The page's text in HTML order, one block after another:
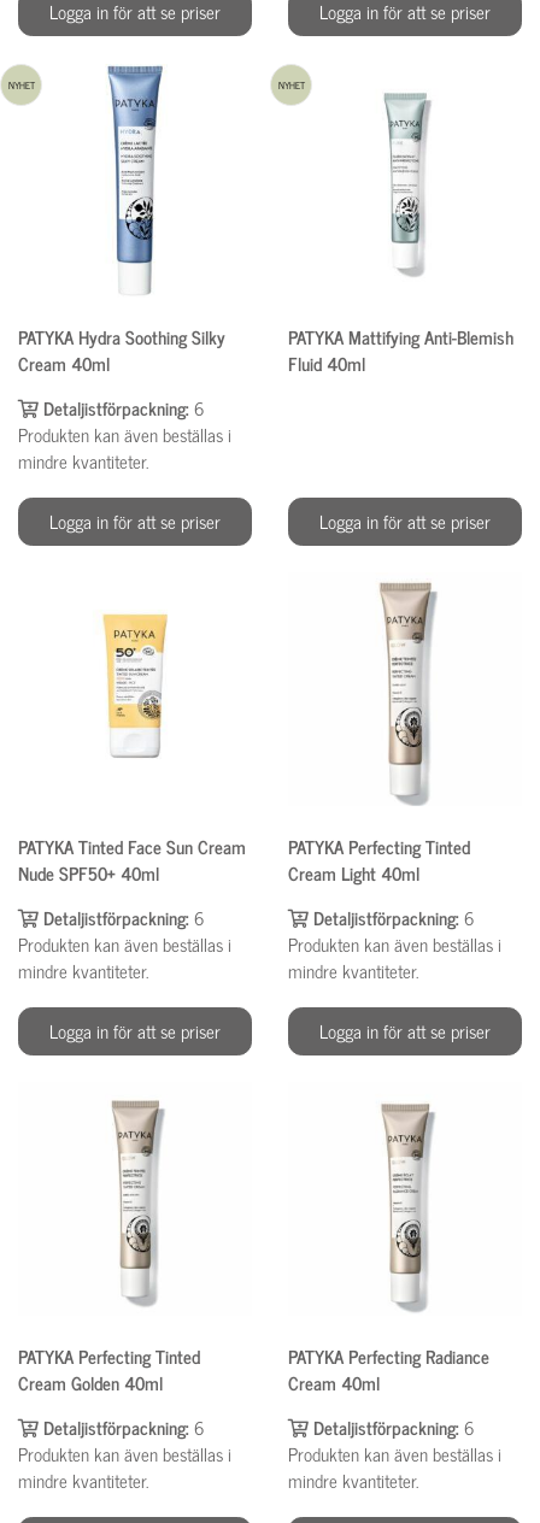
Logga in för att se priser
Logga in för att se priser
NYHET
PATYKA Hydra Soothing Silky
Cream 40ml
Detaljistförpackning:6
Produkten kan även beställas i
mindre kvantiteter.
Logga in för att se priser
NYHET
PATYKA Mattifying Anti-Blemish
Fluid 40ml
Logga in för att se priser
PATYKA Tinted Face Sun Cream
Nude SPF50+ 40ml
Detaljistförpackning:6
Produkten kan även beställas i
mindre kvantiteter.
Logga in för att se priser
PATYKA Perfecting Tinted
Cream Light 40ml
Detaljistförpackning:6
Produkten kan även beställas i
mindre kvantiteter.
Logga in för att se priser
PATYKA Perfecting Tinted
Cream Golden 40ml
Detaljistförpackning:6
Produkten kan även beställas i
mindre kvantiteter.
PATYKA Perfecting Radiance
Cream 40ml
Detaljistförpackning:6
Produkten kan även beställas i
mindre kvantiteter.